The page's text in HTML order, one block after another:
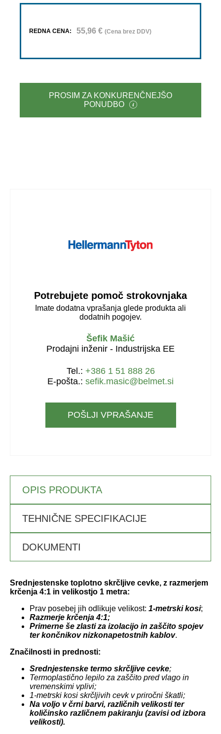
REDNA CENA: 55,96 € (Cena brez DDV)
PROSIM ZA KONKURENČNEJŠO
PONUDBO
Potrebujete pomoč strokovnjaka
Imate dodatna vprašanja glede produkta ali
dodatnih pogojev.
Šefik Mašić
Prodajni inženir - Industrijska EE
Tel.: +386 1 51 888 26
E-pošta.: sefik.masic@belmet.si
POŠLJI VPRAŠANJE
OPIS PRODUKTA
TEHNIČNE SPECIFIKACIJE
DOKUMENTI
Srednjestenske toplotno skrčljive cevke, z razmerjem
krčenja 4:1 in velikostjo 1 metra:
Prav posebej jih odlikuje velikost: 1-metrski kosi;
Razmerje krčenja 4:1;
Primerne še zlasti za izolacijo in zaščito spojev
ter končnikov nizkonapetostnih kablov.
Značilnosti in prednosti:
Srednjestenske termo skrčljive cevke;
Termoplastično lepilo za zaščito pred vlago in
vremenskimi vplivi;
1-metrski kosi skrčljivih cevk v priročni škatli;
Na voljo v črni barvi, različnih velikosti ter
količinsko različnem pakiranju (zavisi od izbora
velikosti).